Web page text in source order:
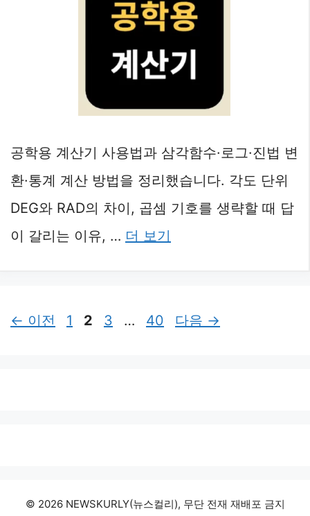
공학용 계산기 사용법과 삼각함수·로그·진법 변
환·통계 계산 방법을 정리했습니다. 각도 단위
DEG와 RAD의 차이, 곱셈 기호를 생략할 때 답
이 갈리는 이유, … 더 보기
← 이전
페
1
페
2
페
3 …
페
40 다음 →
© 2026 NEWSKURLY(뉴스컬리), 무단 전재 재배포 금지